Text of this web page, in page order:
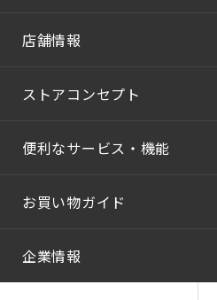
店舗情報
ストアコンセプト
便利なサービス・機能
お買い物ガイド
企業情報